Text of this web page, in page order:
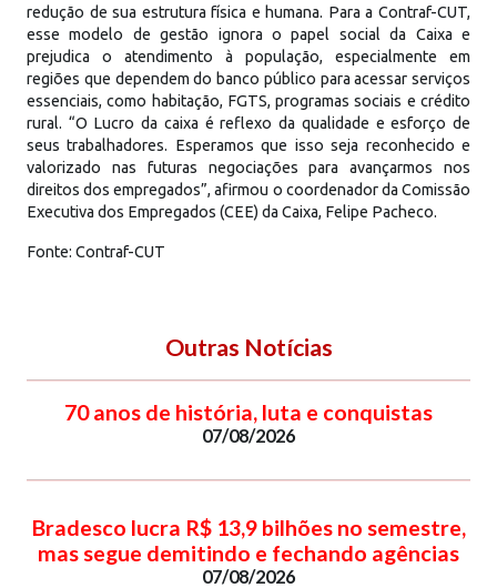
redução de sua estrutura física e humana. Para a Contraf-CUT,
esse modelo de gestão ignora o papel social da Caixa e
prejudica o atendimento à população, especialmente em
regiões que dependem do banco público para acessar serviços
essenciais, como habitação, FGTS, programas sociais e crédito
rural. “O Lucro da caixa é reflexo da qualidade e esforço de
seus trabalhadores. Esperamos que isso seja reconhecido e
valorizado nas futuras negociações para avançarmos nos
direitos dos empregados”, afirmou o coordenador da Comissão
Executiva dos Empregados (CEE) da Caixa, Felipe Pacheco.
Fonte: Contraf-CUT
Outras Notícias
70 anos de história, luta e conquistas
07/08/2026
Bradesco lucra R$ 13,9 bilhões no semestre,
mas segue demitindo e fechando agências
07/08/2026